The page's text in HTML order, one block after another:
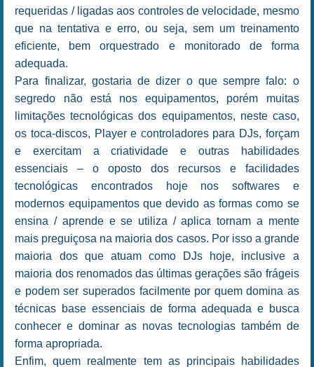
requeridas / ligadas aos controles de velocidade, mesmo
que na tentativa e erro, ou seja, sem um treinamento
eficiente, bem orquestrado e monitorado de forma
adequada.
Para finalizar, gostaria de dizer o que sempre falo: o
segredo não está nos equipamentos, porém muitas
limitações tecnológicas dos equipamentos, neste caso,
os toca-discos, Player e controladores para DJs, forçam
e exercitam a criatividade e outras habilidades
essenciais – o oposto dos recursos e facilidades
tecnológicas encontrados hoje nos softwares e
modernos equipamentos que devido as formas como se
ensina / aprende e se utiliza / aplica tornam a mente
mais preguiçosa na maioria dos casos. Por isso a grande
maioria dos que atuam como DJs hoje, inclusive a
maioria dos renomados das últimas gerações são frágeis
e podem ser superados facilmente por quem domina as
técnicas base essenciais de forma adequada e busca
conhecer e dominar as novas tecnologias também de
forma apropriada.
Enfim, quem realmente tem as principais habilidades